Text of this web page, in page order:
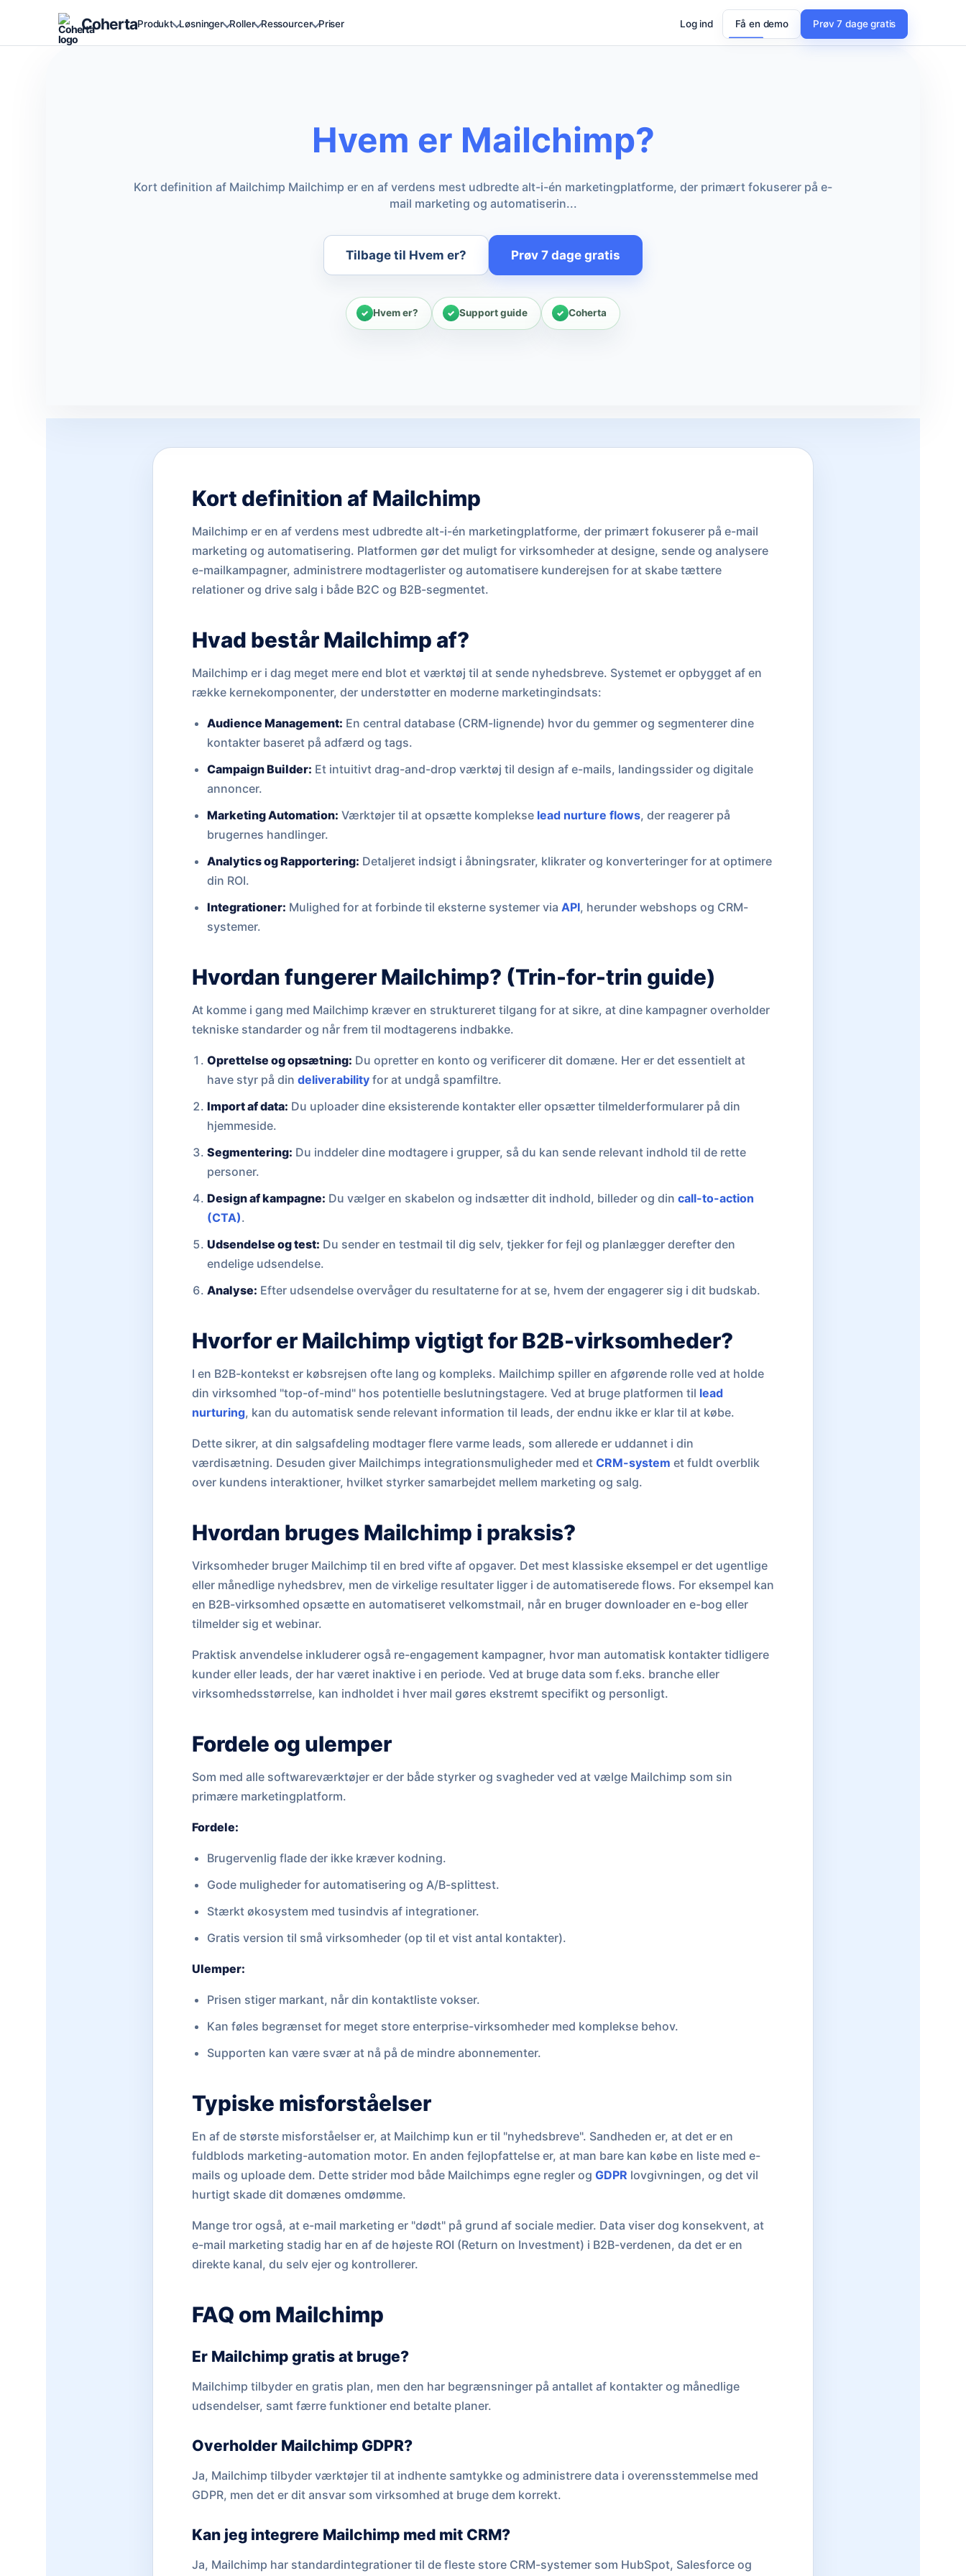
CohertaProdukt Løsninger Roller Ressourcer Priser Log ind Få en demo Prøv 7 dage gratis
Hvem er Mailchimp?
Kort definition af Mailchimp Mailchimp er en af verdens mest udbredte alt-i-én marketingplatforme, der primært fokuserer på e-
mail marketing og automatiserin...
Tilbage til Hvem er? Prøv 7 dage gratis
Hvem er? Support guide Coherta
Kort definition af Mailchimp
Mailchimp er en af verdens mest udbredte alt-i-én marketingplatforme, der primært fokuserer på e-mail
marketing og automatisering. Platformen gør det muligt for virksomheder at designe, sende og analysere
e-mailkampagner, administrere modtagerlister og automatisere kunderejsen for at skabe tættere
relationer og drive salg i både B2C og B2B-segmentet.
Hvad består Mailchimp af?
Mailchimp er i dag meget mere end blot et værktøj til at sende nyhedsbreve. Systemet er opbygget af en
række kernekomponenter, der understøtter en moderne marketingindsats:
Audience Management: En central database (CRM-lignende) hvor du gemmer og segmenterer dine
kontakter baseret på adfærd og tags.
Campaign Builder: Et intuitivt drag-and-drop værktøj til design af e-mails, landingssider og digitale
annoncer.
Marketing Automation: Værktøjer til at opsætte komplekse lead nurture flows, der reagerer på
brugernes handlinger.
Analytics og Rapportering: Detaljeret indsigt i åbningsrater, klikrater og konverteringer for at optimere
din ROI.
Integrationer: Mulighed for at forbinde til eksterne systemer viaAPI, herunder webshops og CRM-
systemer.
Hvordan fungerer Mailchimp? (Trin-for-trin guide)
At komme i gang med Mailchimp kræver en struktureret tilgang for at sikre, at dine kampagner overholder
tekniske standarder og når frem til modtagerens indbakke.
Oprettelse og opsætning: Du opretter en konto og verificerer dit domæne. Her er det essentielt at
have styr på dindeliverability for at undgå spamfiltre.
Import af data: Du uploader dine eksisterende kontakter eller opsætter tilmelderformularer på din
hjemmeside.
Segmentering: Du inddeler dine modtagere i grupper, så du kan sende relevant indhold til de rette
personer.
Design af kampagne: Du vælger en skabelon og indsætter dit indhold, billeder og dincall-to-action
(CTA).
Udsendelse og test: Du sender en testmail til dig selv, tjekker for fejl og planlægger derefter den
endelige udsendelse.
Analyse: Efter udsendelse overvåger du resultaterne for at se, hvem der engagerer sig i dit budskab.
Hvorfor er Mailchimp vigtigt for B2B-virksomheder?
I en B2B-kontekst er købsrejsen ofte lang og kompleks. Mailchimp spiller en afgørende rolle ved at holde
din virksomhed "top-of-mind" hos potentielle beslutningstagere. Ved at bruge platformen til lead
nurturing, kan du automatisk sende relevant information til leads, der endnu ikke er klar til at købe.
Dette sikrer, at din salgsafdeling modtager flere varme leads, som allerede er uddannet i din
værdisætning. Desuden giver Mailchimps integrationsmuligheder med et CRM-system et fuldt overblik
over kundens interaktioner, hvilket styrker samarbejdet mellem marketing og salg.
Hvordan bruges Mailchimp i praksis?
Virksomheder bruger Mailchimp til en bred vifte af opgaver. Det mest klassiske eksempel er det ugentlige
eller månedlige nyhedsbrev, men de virkelige resultater ligger i de automatiserede flows. For eksempel kan
en B2B-virksomhed opsætte en automatiseret velkomstmail, når en bruger downloader en e-bog eller
tilmelder sig et webinar.
Praktisk anvendelse inkluderer også re-engagement kampagner, hvor man automatisk kontakter tidligere
kunder eller leads, der har været inaktive i en periode. Ved at bruge data som f.eks. branche eller
virksomhedsstørrelse, kan indholdet i hver mail gøres ekstremt specifikt og personligt.
Fordele og ulemper
Som med alle softwareværktøjer er der både styrker og svagheder ved at vælge Mailchimp som sin
primære marketingplatform.
Fordele:
Brugervenlig flade der ikke kræver kodning.
Gode muligheder for automatisering og A/B-splittest.
Stærkt økosystem med tusindvis af integrationer.
Gratis version til små virksomheder (op til et vist antal kontakter).
Ulemper:
Prisen stiger markant, når din kontaktliste vokser.
Kan føles begrænset for meget store enterprise-virksomheder med komplekse behov.
Supporten kan være svær at nå på de mindre abonnementer.
Typiske misforståelser
En af de største misforståelser er, at Mailchimp kun er til "nyhedsbreve". Sandheden er, at det er en
fuldblods marketing-automation motor. En anden fejlopfattelse er, at man bare kan købe en liste med e-
mails og uploade dem. Dette strider mod både Mailchimps egne regler og GDPR lovgivningen, og det vil
hurtigt skade dit domænes omdømme.
Mange tror også, at e-mail marketing er "dødt" på grund af sociale medier. Data viser dog konsekvent, at
e-mail marketing stadig har en af de højeste ROI (Return on Investment) i B2B-verdenen, da det er en
direkte kanal, du selv ejer og kontrollerer.
FAQ om Mailchimp
Er Mailchimp gratis at bruge?
Mailchimp tilbyder en gratis plan, men den har begrænsninger på antallet af kontakter og månedlige
udsendelser, samt færre funktioner end betalte planer.
Overholder Mailchimp GDPR?
Ja, Mailchimp tilbyder værktøjer til at indhente samtykke og administrere data i overensstemmelse med
GDPR, men det er dit ansvar som virksomhed at bruge dem korrekt.
Kan jeg integrere Mailchimp med mit CRM?
Ja, Mailchimp har standardintegrationer til de fleste store CRM-systemer som HubSpot, Salesforce og